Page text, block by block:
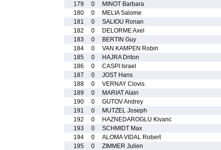
179
0
MINOT Barbara
180
0
MELIA Salome
181
0
SALIOU Ronan
182
0
DELORME Axel
183
0
BERTIN Guy
184
0
VAN KAMPEN Robin
185
0
HAJRA Driton
186
0
CASPI Israel
187
0
JOST Hans
188
0
VERNAY Clovis
189
0
MARIAT Alain
190
0
GUTOV Andrey
191
0
MUTZEL Joseph
192
0
HAZNEDAROGLU Kivanc
193
0
SCHMIDT Max
194
0
ALOMA VIDAL Robert
195
0
ZIMMER Julien